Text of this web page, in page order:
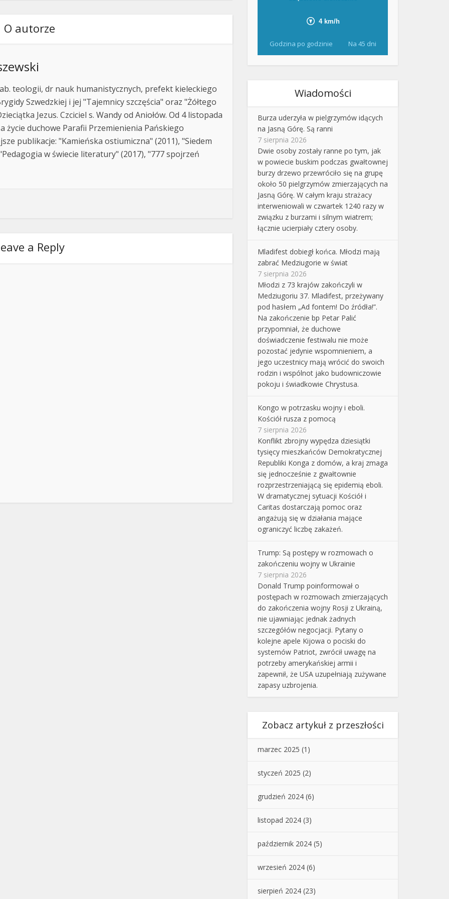
O autorze
teologii, dr nauk humanistycznych, prefekt kieleckiego
Szwedzkiej i jej "Tajemnicy szczęścia" oraz "Żółtego
Jezus. Czciciel s. Wandy od Aniołów. Od 4 listopada
życie duchowe Parafii Przemienienia Pańskiego
publikacje: "Kamieńska ostiumiczna" (2011), "Siedem
w świecie literatury" (2017), "777 spojrzeń
a Reply
Godzina po godzinie Na 45 dni
Wiadomości
Burza uderzyła w pielgrzymów idących
na Jasną Górę. Są ranni
7 sierpnia 2026
Dwie osoby zostały ranne po tym, jak
w powiecie buskim podczas gwałtownej
burzy drzewo przewróciło się na grupę
około 50 pielgrzymów zmierzających na
Jasną Górę. W całym kraju strażacy
interweniowali w czwartek 1240 razy w
związku z burzami i silnym wiatrem;
łącznie ucierpiały cztery osoby.
Mladifest dobiegł końca. Młodzi mają
zabrać Medziugorie w świat
7 sierpnia 2026
Młodzi z 73 krajów zakończyli w
Medziugoriu 37. Mladifest, przeżywany
pod hasłem „Ad fontem! Do źródła!”.
Na zakończenie bp Petar Palić
przypomniał, że duchowe
doświadczenie festiwalu nie może
pozostać jedynie wspomnieniem, a
jego uczestnicy mają wrócić do swoich
rodzin i wspólnot jako budowniczowie
pokoju i świadkowie Chrystusa.
Kongo w potrzasku wojny i eboli.
Kościół rusza z pomocą
7 sierpnia 2026
Konflikt zbrojny wypędza dziesiątki
tysięcy mieszkańców Demokratycznej
Republiki Konga z domów, a kraj zmaga
się jednocześnie z gwałtownie
rozprzestrzeniającą się epidemią eboli.
W dramatycznej sytuacji Kościół i
Caritas dostarczają pomoc oraz
angażują się w działania mające
ograniczyć liczbę zakażeń.
Trump: Są postępy w rozmowach o
zakończeniu wojny w Ukrainie
7 sierpnia 2026
Donald Trump poinformował o
postępach w rozmowach zmierzających
do zakończenia wojny Rosji z Ukrainą,
nie ujawniając jednak żadnych
szczegółów negocjacji. Pytany o
kolejne apele Kijowa o pociski do
systemów Patriot, zwrócił uwagę na
potrzeby amerykańskiej armii i
zapewnił, że USA uzupełniają zużywane
zapasy uzbrojenia.
Zobacz artykuł z przeszłości
marzec 2025 (1)
styczeń 2025 (2)
grudzień 2024 (6)
listopad 2024 (3)
październik 2024 (5)
wrzesień 2024 (6)
sierpień 2024 (23)